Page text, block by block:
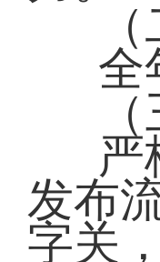
全
严
发布
字关